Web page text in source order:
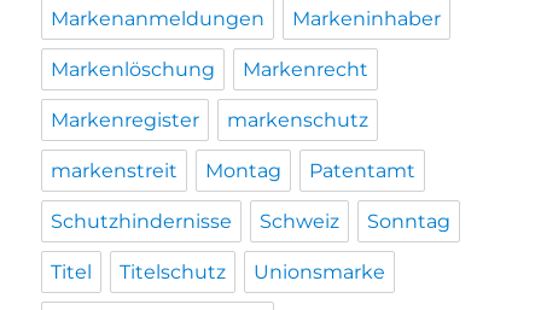
Markenanmeldungen Markeninhaber
Markenlöschung Markenrecht
Markenregister markenschutz
markenstreit Montag Patentamt
Schutzhindernisse Schweiz Sonntag
Titel Titelschutz Unionsmarke